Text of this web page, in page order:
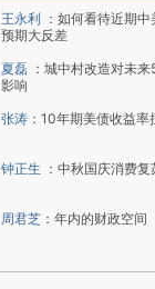
王永利 ： 如何看待近期中
预期大反差
夏磊 ： 城中村改造对未来
影响
张涛 ： 10年期美债收益率
钟正生 ： 中秋国庆消费复
周君芝 ： 年内的财政空间